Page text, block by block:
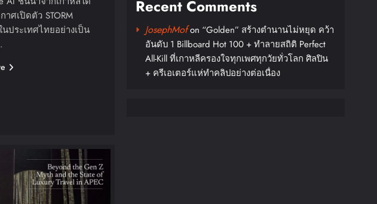
าศเปิดตัว STORM
นประเทศไทยอย่างเป็น
Recent Comments
JosephMofon “Golden” สร้างตำนานไม่หยุด คว้า
อันดับ 1 Billboard Hot 100 + ทำลายสถิติ Perfect
All-Kill ที่เกาหลีครองใจทุกเพศทุกวัยทั่วโลก ศิลปิน
+ ครีเอเตอร์แห่ทำคลิปอย่างต่อเนื่อง